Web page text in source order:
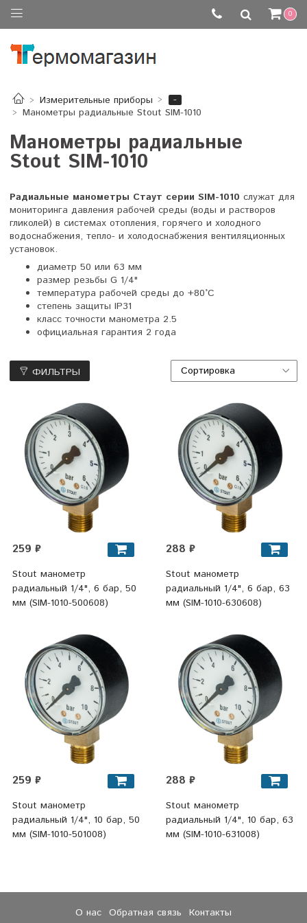
0
Измерительные приборы
-
Манометры радиальные Stout SIM-1010
Манометры радиальные
Stout SIM-1010
Радиальные манометры Стаут серии SIM-1010 служат для
мониторинга давления рабочей среды (воды и растворов
гликолей) в системах отопления, горячего и холодного
водоснабжения, тепло- и холодоснабжения вентиляционных
установок.
диаметр 50 или 63 мм
размер резьбы G 1/4"
температура рабочей среды до +80°C
степень защиты IP31
класс точности манометра 2.5
официальная гарантия 2 года
ФИЛЬТРЫ
259 ₽
Stout манометр
радиальный 1/4", 6 бар, 50
мм (SIM-1010-500608)
288 ₽
Stout манометр
радиальный 1/4", 6 бар, 63
мм (SIM-1010-630608)
259 ₽
Stout манометр
радиальный 1/4", 10 бар, 50
мм (SIM-1010-501008)
288 ₽
Stout манометр
радиальный 1/4", 10 бар, 63
мм (SIM-1010-631008)
О нас Обратная связь Контакты